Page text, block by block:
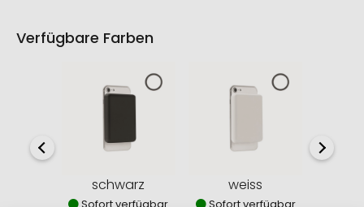
Verfügbare Farben
schwarz weiss